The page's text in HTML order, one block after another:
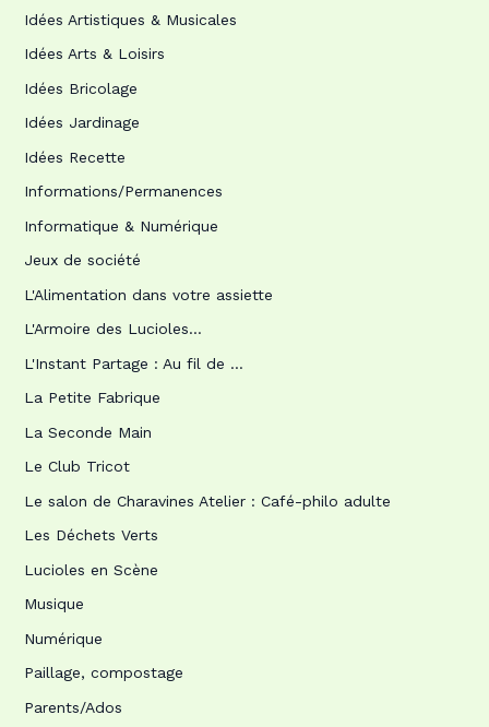
Idées Artistiques & Musicales
Idées Arts & Loisirs
Idées Bricolage
Idées Jardinage
Idées Recette
Informations/Permanences
Informatique & Numérique
Jeux de société
L'Alimentation dans votre assiette
L'Armoire des Lucioles…
L'Instant Partage : Au fil de …
La Petite Fabrique
La Seconde Main
Le Club Tricot
Le salon de Charavines Atelier : Café-philo adulte
Les Déchets Verts
Lucioles en Scène
Musique
Numérique
Paillage, compostage
Parents/Ados